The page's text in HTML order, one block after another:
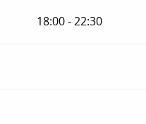
18:00 - 22:30